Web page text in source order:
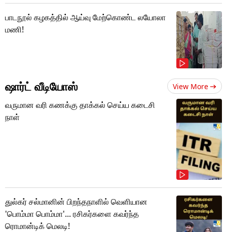
பாடநூல் கழகத்தில் ஆய்வு மேற்கொண்ட லயோலா
மணி!
ஷார்ட் வீடியோஸ் View More
வருமான வரி கணக்கு தாக்கல் செய்ய கடைசி
நாள்
துல்கர் சல்மானின் பிறந்தநாளில் வெளியான
'பொம்மா பொம்மா'... ரசிகர்களை கவர்ந்த
ரொமான்டிக் மெலடி!